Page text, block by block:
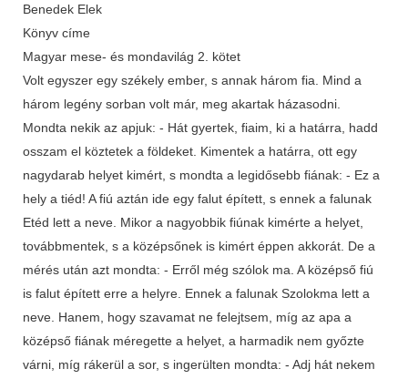
Benedek Elek
Könyv címe
Magyar mese- és mondavilág 2. kötet
Volt egyszer egy székely ember, s annak három fia. Mind a
három legény sorban volt már, meg akartak házasodni.
Mondta nekik az apjuk: - Hát gyertek, fiaim, ki a határra, hadd
osszam el köztetek a földeket. Kimentek a határra, ott egy
nagydarab helyet kimért, s mondta a legidősebb fiának: - Ez a
hely a tiéd! A fiú aztán ide egy falut épített, s ennek a falunak
Etéd lett a neve. Mikor a nagyobbik fiúnak kimérte a helyet,
továbbmentek, s a középsőnek is kimért éppen akkorát. De a
mérés után azt mondta: - Erről még szólok ma. A középső fiú
is falut épített erre a helyre. Ennek a falunak Szolokma lett a
neve. Hanem, hogy szavamat ne felejtsem, míg az apa a
középső fiának méregette a helyet, a harmadik nem győzte
várni, míg rákerül a sor, s ingerülten mondta: - Adj hát nekem